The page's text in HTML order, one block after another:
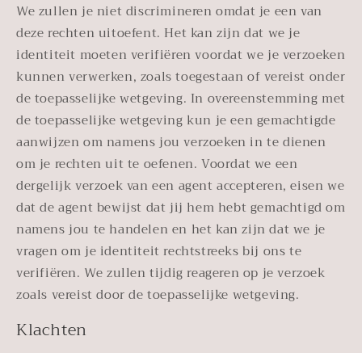
We zullen je niet discrimineren omdat je een van
deze rechten uitoefent. Het kan zijn dat we je
identiteit moeten verifiëren voordat we je verzoeken
kunnen verwerken, zoals toegestaan of vereist onder
de toepasselijke wetgeving. In overeenstemming met
de toepasselijke wetgeving kun je een gemachtigde
aanwijzen om namens jou verzoeken in te dienen
om je rechten uit te oefenen. Voordat we een
dergelijk verzoek van een agent accepteren, eisen we
dat de agent bewijst dat jij hem hebt gemachtigd om
namens jou te handelen en het kan zijn dat we je
vragen om je identiteit rechtstreeks bij ons te
verifiëren. We zullen tijdig reageren op je verzoek
zoals vereist door de toepasselijke wetgeving.
Klachten